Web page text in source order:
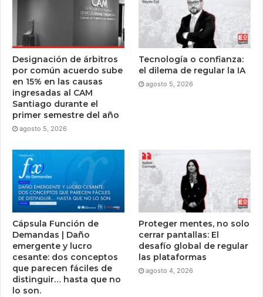
Designación de árbitros
por común acuerdo sube
en 15% en las causas
ingresadas al CAM
Santiago durante el
primer semestre del año
agosto 5, 2026
Tecnología o confianza:
el dilema de regular la IA
agosto 5, 2026
Cápsula Función de
Demandas | Daño
emergente y lucro
cesante: dos conceptos
que parecen fáciles de
distinguir… hasta que no
lo son.
Proteger mentes, no solo
cerrar pantallas: El
desafío global de regular
las plataformas
agosto 4, 2026